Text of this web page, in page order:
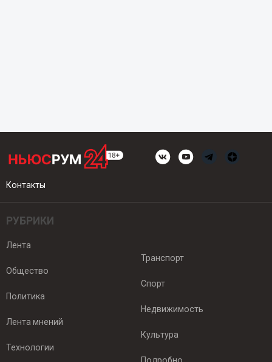
Контакты
РУБРИКИ
Лента
Общество
Политика
Лента мнений
Технологии
Транспорт
Спорт
Недвижимость
Культура